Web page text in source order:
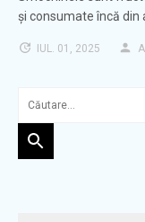
și consumate încă din
IUL. 01, 2025